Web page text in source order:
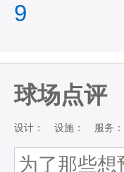
9
球场点评
设计： 设施： 服务：